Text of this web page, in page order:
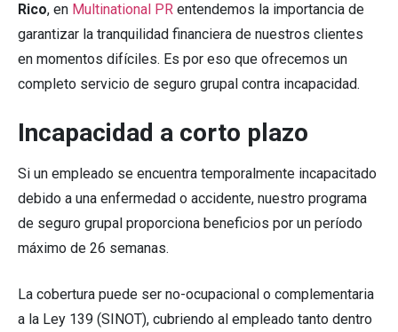
Rico, en Multinational PR entendemos la importancia de
garantizar la tranquilidad financiera de nuestros clientes
en momentos difíciles. Es por eso que ofrecemos un
completo servicio de seguro grupal contra incapacidad.
Incapacidad a corto plazo
Si un empleado se encuentra temporalmente incapacitado
debido a una enfermedad o accidente, nuestro programa
de seguro grupal proporciona beneficios por un período
máximo de 26 semanas.
La cobertura puede ser no-ocupacional o complementaria
a la Ley 139 (SINOT), cubriendo al empleado tanto dentro